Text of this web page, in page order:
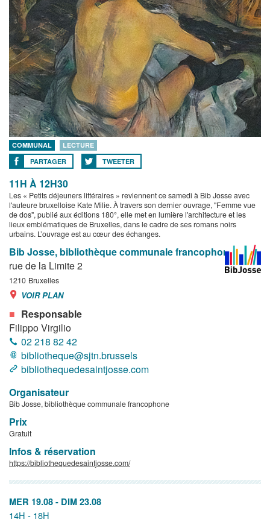
COMMUNAL
LECTURE
PARTAGER
TWEETER
11H À 12H30
Les « Petits déjeuners littéraires » reviennent ce samedi à Bib Josse avec
l'auteure bruxelloise Kate Milie. À travers son dernier ouvrage, "Femme vue
de dos", publié aux éditions 180°, elle met en lumière l'architecture et les
lieux emblématiques de Bruxelles, dans le cadre de ses romans noirs
urbains. L’ouvrage est au cœur des échanges.
Bib Josse, bibliothèque communale francophone
rue de la Limite 2
1210 Bruxelles
VOIR PLAN
Responsable
Filippo Virgilio
02 218 82 42
bibliotheque@sjtn.brussels
bibliothequedesaintjosse.com
Organisateur
Bib Josse, bibliothèque communale francophone
Prix
Gratuit
Infos & réservation
https://bibliothequedesaintjosse.com/
MER 19.08 - DIM 23.08
14H - 18H